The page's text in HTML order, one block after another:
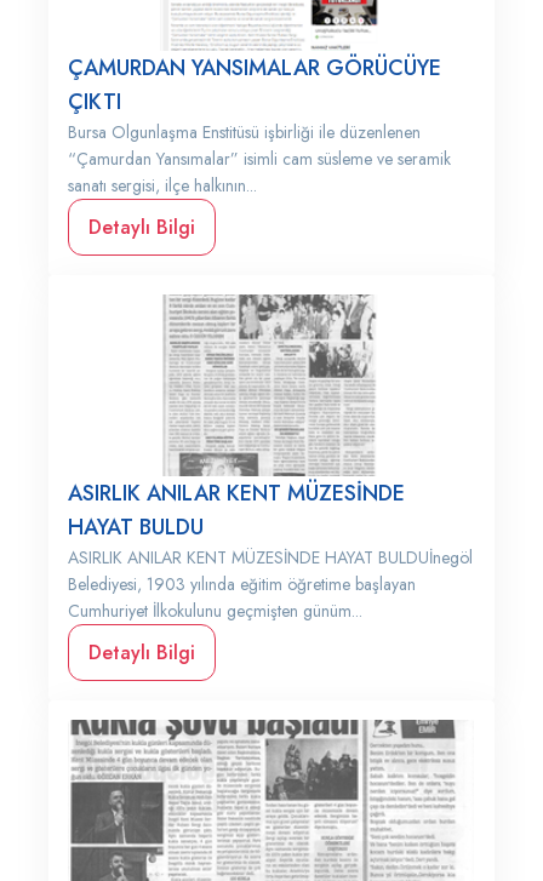
ÇAMURDAN YANSIMALAR GÖRÜCÜYE
ÇIKTI
Bursa Olgunlaşma Enstitüsü işbirliği ile düzenlenen
“Çamurdan Yansımalar” isimli cam süsleme ve seramik
sanatı sergisi, ilçe halkının...
Detaylı Bilgi
ASIRLIK ANILAR KENT MÜZESİNDE
HAYAT BULDU
ASIRLIK ANILAR KENT MÜZESİNDE HAYAT BULDUİnegöl
Belediyesi, 1903 yılında eğitim öğretime başlayan
Cumhuriyet İlkokulunu geçmişten günüm...
Detaylı Bilgi